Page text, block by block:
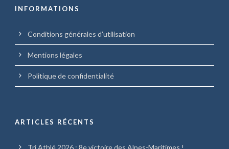
INFORMATIONS
Conditions générales d’utilisation
Mentions légales
Politique de confidentialité
ARTICLES RÉCENTS
Tri Athlé 2026 : 8e victoire des Alpes-Maritimes !